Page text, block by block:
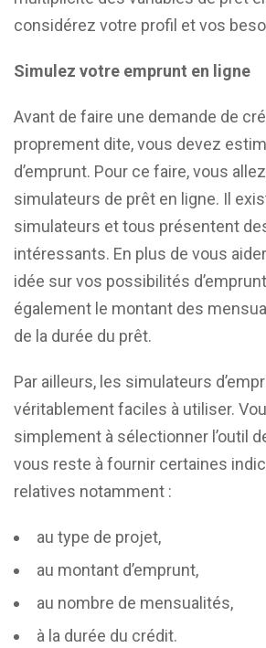
considérez votre profil et vos
Simulez votre emprunt en ligne
Avant de faire une demande de
proprement dite, vous devez
d’emprunt. Pour ce faire, vous
simulateurs de prêt en ligne. Il
simulateurs et tous présentent
intéressants. En plus de vous
idée sur vos possibilités
également le montant des
de la durée du prêt.
Par ailleurs, les simulateurs
véritablement faciles à utiliser.
simplement à sélectionner l’outil
vous reste à fournir certaines
relatives notamment :
au type de projet,
au montant d’emprunt,
au nombre de mensualités,
à la durée du crédit.